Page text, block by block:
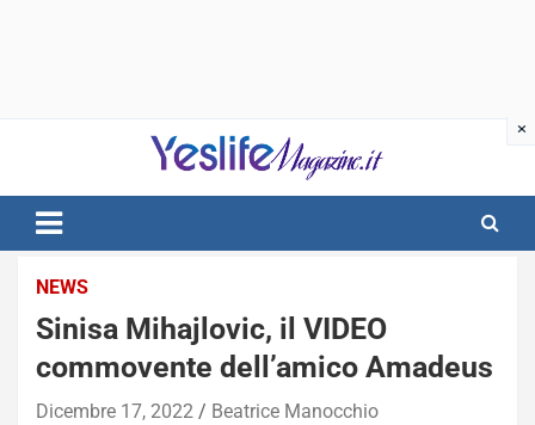
notizie di intrattenimento
NEWS
Sinisa Mihajlovic, il VIDEO
commovente dell’amico Amadeus
Dicembre 17, 2022 Beatrice Manocchio